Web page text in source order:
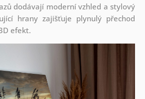
dodávají moderní vzhled a stylový
hrany zajišťuje plynulý přechod
efekt.